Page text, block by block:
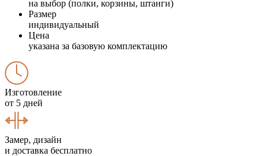
на выбор (полки, корзины, штанги)
Размер
индивидуальный
Цена
указана за базовую комплектацию
Изготовление
от 5 дней
Замер, дизайн
и доставка бесплатно